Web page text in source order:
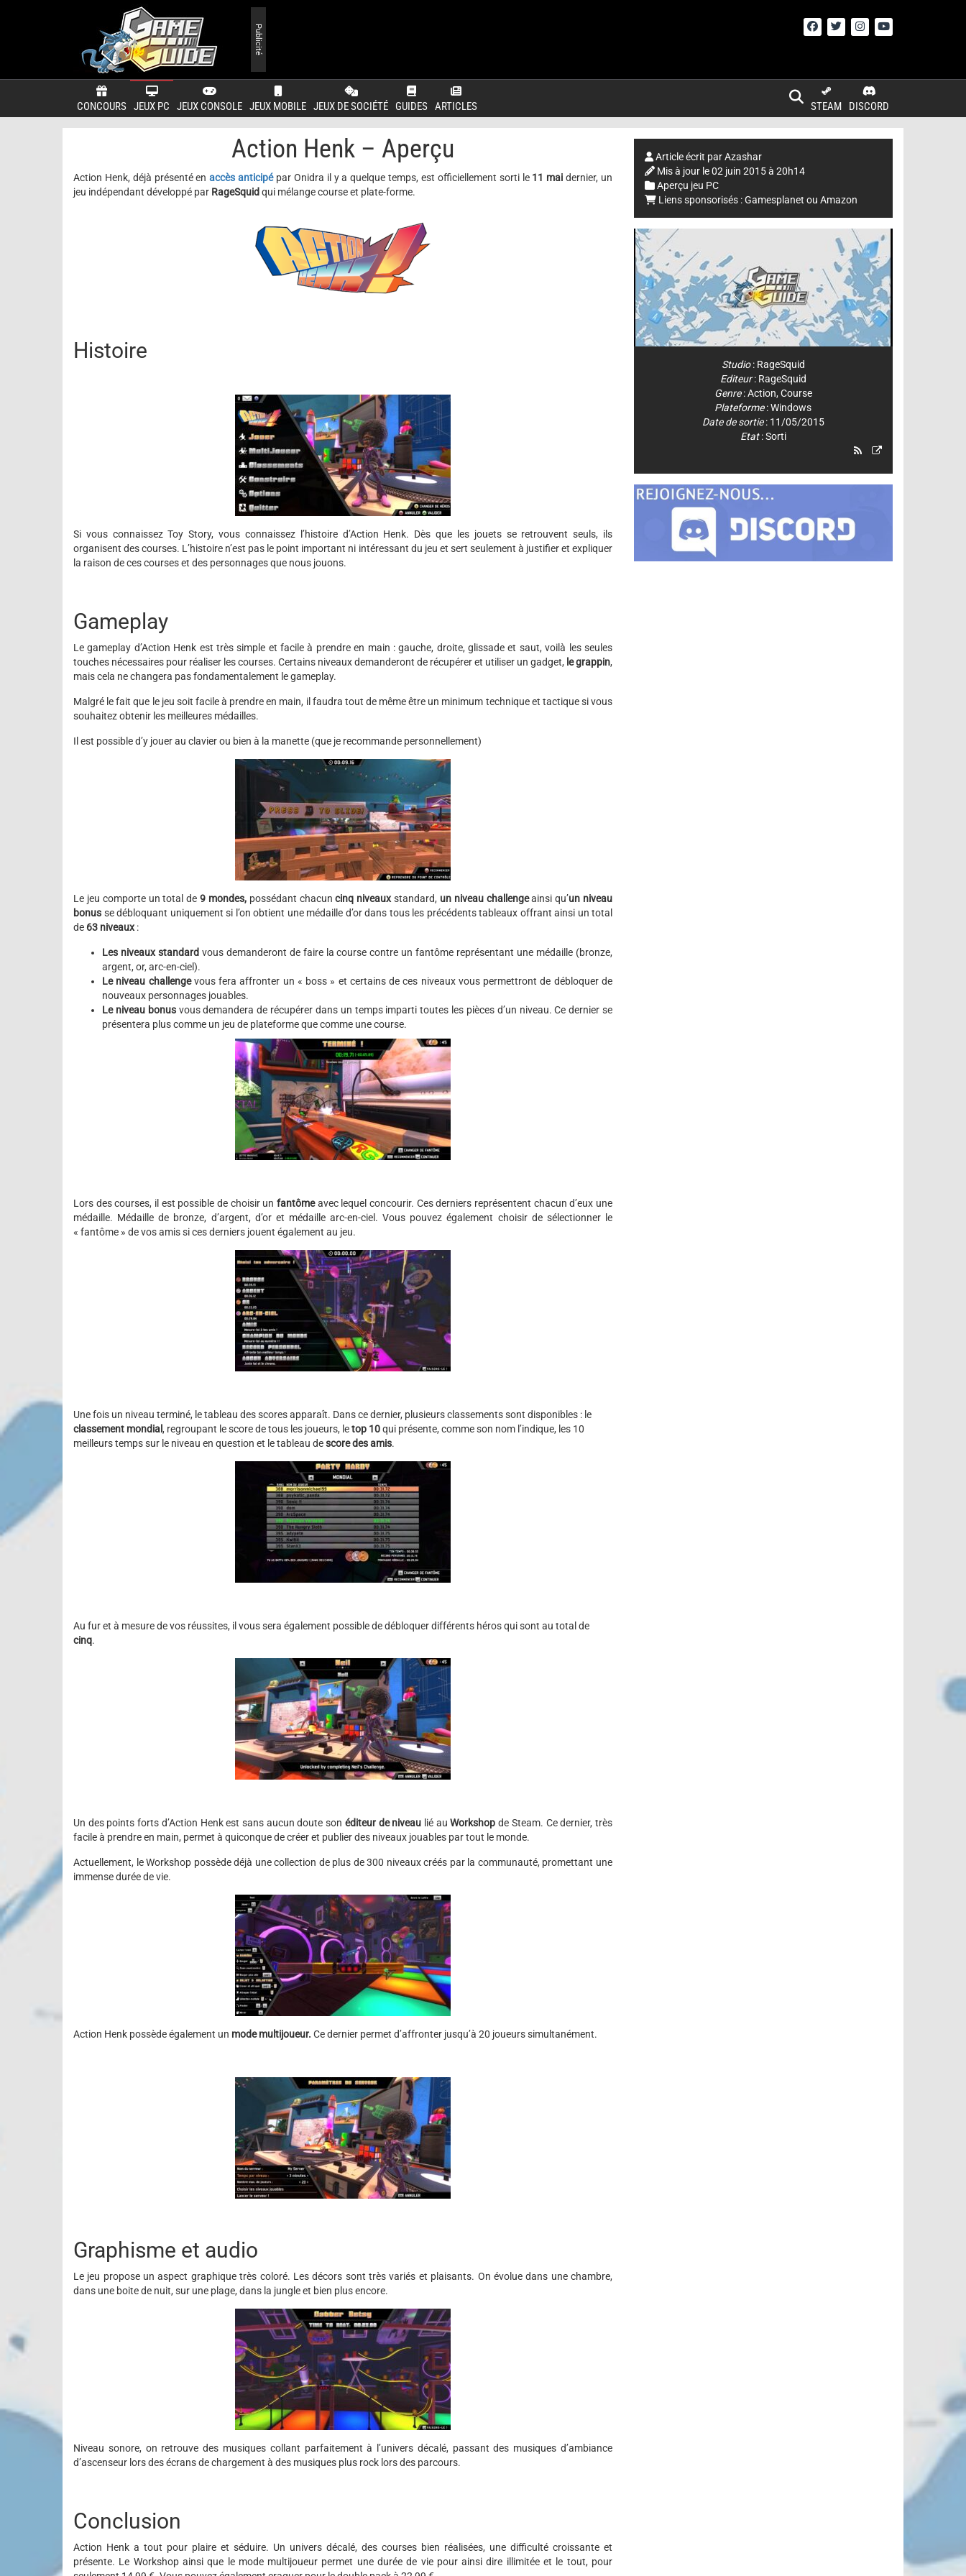
CONCOURS JEUX PC JEUX CONSOLE JEUX MOBILE JEUX DE SOCIÉTÉ GUIDES ARTICLES DISCORD
STEAM
Publicité
Action Henk – Aperçu
Action Henk, déjà présenté enaccès anticipépar Onidra il y a quelque temps, est officiellement sorti le 11 mai dernier, un
jeu indépendant développé par RageSquid qui mélange course et plate-forme.
Histoire
Si vous connaissez Toy Story, vous connaissez l’histoire d’Action Henk. Dès que les jouets se retrouvent seuls, ils
organisent des courses. L’histoire n’est pas le point important ni intéressant du jeu et sert seulement à justifier et expliquer
la raison de ces courses et des personnages que nous jouons.
Gameplay
Le gameplay d’Action Henk est très simple et facile à prendre en main : gauche, droite, glissade et saut, voilà les seules
touches nécessaires pour réaliser les courses. Certains niveaux demanderont de récupérer et utiliser un gadget, le grappin,
mais cela ne changera pas fondamentalement le gameplay.
Malgré le fait que le jeu soit facile à prendre en main, il faudra tout de même être un minimum technique et tactique si vous
souhaitez obtenir les meilleures médailles.
Il est possible d’y jouer au clavier ou bien à la manette (que je recommande personnellement)
Le jeu comporte un total de 9 mondes,possédant chacuncinq niveaux standard, un niveau challengeainsi qu’un niveau
bonus se débloquant uniquement si l’on obtient une médaille d’or dans tous les précédents tableaux offrant ainsi un total
de 63 niveaux :
Les niveaux standard vous demanderont de faire la course contre un fantôme représentant une médaille (bronze,
argent, or, arc-en-ciel).
Le niveau challengevous fera affronter un « boss » et certains de ces niveaux vous permettront de débloquer de
nouveaux personnages jouables.
Le niveau bonusvous demandera de récupérer dans un temps imparti toutes les pièces d’un niveau. Ce dernier se
présentera plus comme un jeu de plateforme que comme une course.
Lors des courses, il est possible de choisir un fantômeavec lequel concourir. Ces derniers représentent chacun d’eux une
médaille. Médaille de bronze, d’argent, d’or et médaille arc-en-ciel. Vous pouvez également choisir de sélectionner le
« fantôme » de vos amis si ces derniers jouent également au jeu.
Une fois un niveau terminé, le tableau des scores apparaît. Dans ce dernier, plusieurs classements sont disponibles : le
classement mondial, regroupant le score de tous les joueurs, letop 10qui présente, comme son nom l’indique, les 10
meilleurs temps sur le niveau en question et le tableau descore des amis.
Au fur et à mesure de vos réussites, il vous sera également possible de débloquer différents héros qui sont au total de
cinq.
Un des points forts d’Action Henk est sans aucun doute son éditeur de niveau lié auWorkshop de Steam. Ce dernier, très
facile à prendre en main, permet à quiconque de créer et publier des niveaux jouables par tout le monde.
Actuellement, le Workshop possède déjà une collection de plus de 300 niveaux créés par la communauté, promettant une
immense durée de vie.
Action Henk possède également un mode multijoueur. Ce dernier permet d’affronter jusqu’à 20 joueurs simultanément.
Graphisme et audio
Le jeu propose un aspect graphique très coloré. Les décors sont très variés et plaisants. On évolue dans une chambre,
dans une boite de nuit, sur une plage, dans la jungle et bien plus encore.
Niveau sonore, on retrouve des musiques collant parfaitement à l’univers décalé, passant des musiques d’ambiance
d’ascenseur lors des écrans de chargement à des musiques plus rock lors des parcours.
Conclusion
Action Henk a tout pour plaire et séduire. Un univers décalé, des courses bien réalisées, une difficulté croissante et
présente. Le Workshop ainsi que le mode multijoueur permet une durée de vie pour ainsi dire illimitée et le tout, pour
Article écrit parAzashar
Mis à jour le02 juin 2015 à 20h14
Aperçu jeu PC
Liens sponsorisés :Gamesplanet ou Amazon
Studio: RageSquid
Editeur: RageSquid
Genre:Action, Course
Plateforme:Windows
Date de sortie: 11/05/2015
Etat: Sorti